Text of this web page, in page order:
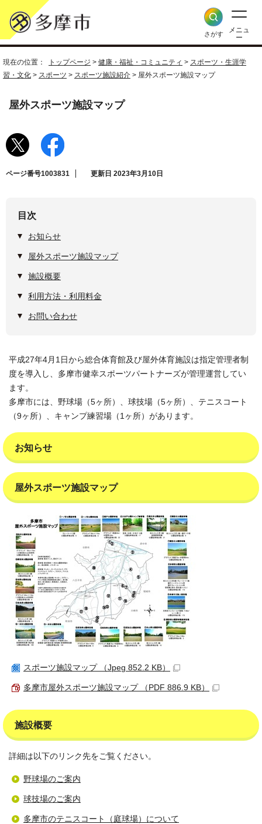
さがす
メニュ
ー
現在の位置： トップページ > 健康・福祉・コミュニティ > スポーツ・生涯学
習・文化 > スポーツ > スポーツ施設紹介 > 屋外スポーツ施設マップ
屋外スポーツ施設マップ
ページ番号1003831 更新日 2023年3月10日
目次
お知らせ
屋外スポーツ施設マップ
施設概要
利用方法・利用料金
お問い合わせ
平成27年4月1日から総合体育館及び屋外体育施設は指定管理者制
度を導入し、多摩市健幸スポーツパートナーズが管理運営してい
ます。
多摩市には、野球場（5ヶ所）、球技場（5ヶ所）、テニスコート
（9ヶ所）、キャンプ練習場（1ヶ所）があります。
お知らせ
屋外スポーツ施設マップ
スポーツ施設マップ （Jpeg 852.2 KB）
多摩市屋外スポーツ施設マップ （PDF 886.9 KB）
施設概要
詳細は以下のリンク先をご覧ください。
野球場のご案内
球技場のご案内
多摩市のテニスコート（庭球場）について